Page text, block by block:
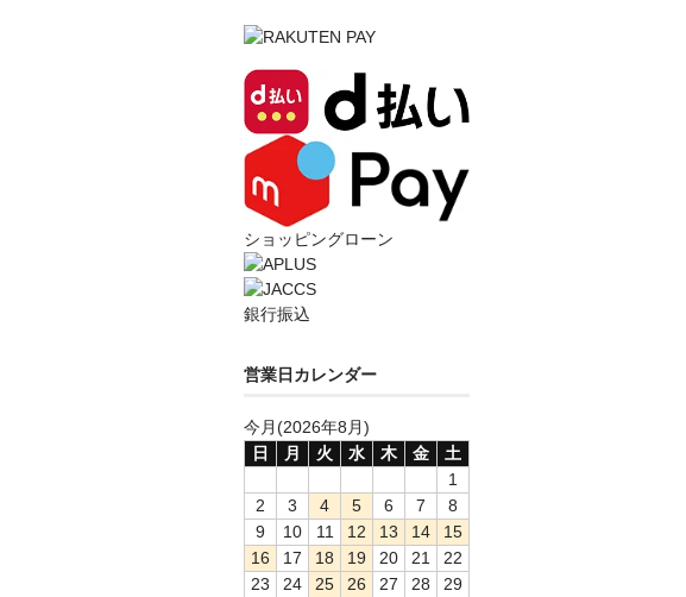
ショッピングローン
銀行振込
営業日カレンダー
今月(2026年8月)
日
月 火 水 木 金
土
1
2
3 4 5 6 7
8
9
10 11 12 13 14
15
16
17 18 19 20 21
22
23
24 25 26 27 28
29